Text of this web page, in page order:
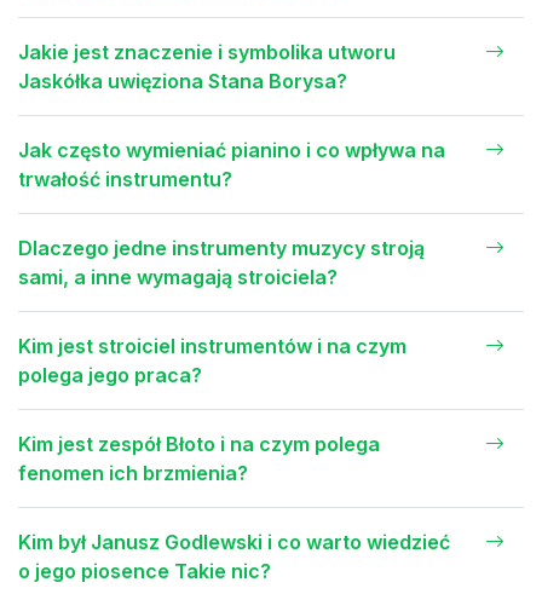
Jakie jest znaczenie i symbolika utworu
Jaskółka uwięziona Stana Borysa?
Jak często wymieniać pianino i co wpływa na
trwałość instrumentu?
Dlaczego jedne instrumenty muzycy stroją
sami, a inne wymagają stroiciela?
Kim jest stroiciel instrumentów i na czym
polega jego praca?
Kim jest zespół Błoto i na czym polega
fenomen ich brzmienia?
Kim był Janusz Godlewski i co warto wiedzieć
o jego piosence Takie nic?